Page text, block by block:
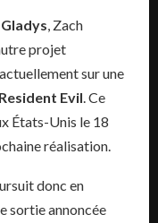
Gladys , Zach
projet
sur une
Resident Evil . Ce
États-Unis le 18
réalisation.
donc en
sortie annoncée